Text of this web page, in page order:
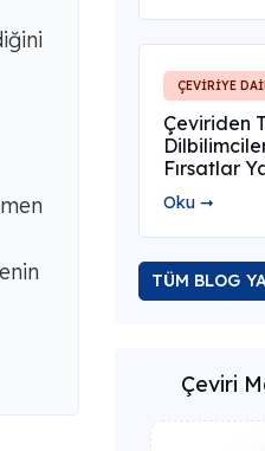
ÇEVİRİYE
Çeviriden
Fırsatlar
Oku ➞
TÜM BLOG
Çeviri